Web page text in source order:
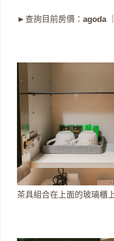
►查詢目前房價： agoda
茶具組合在上面的玻璃櫃